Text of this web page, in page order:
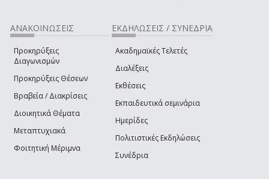
ΑΝΑΚΟΙΝΩΣΕΙΣ
Προκηρύξεις
Διαγωνισμών
Προκηρύξεις Θέσεων
Βραβεία / Διακρίσεις
Διοικητικά Θέματα
Μεταπτυχιακά
Φοιτητική Μέριμνα
ΕΚΔΗΛΩΣΕΙΣ / ΣΥΝΕΔΡΙΑ
Ακαδημαϊκές Τελετές
Διαλέξεις
Εκθέσεις
Εκπαιδευτικά σεμινάρια
Ημερίδες
Πολιτιστικές Εκδηλώσεις
Συνέδρια